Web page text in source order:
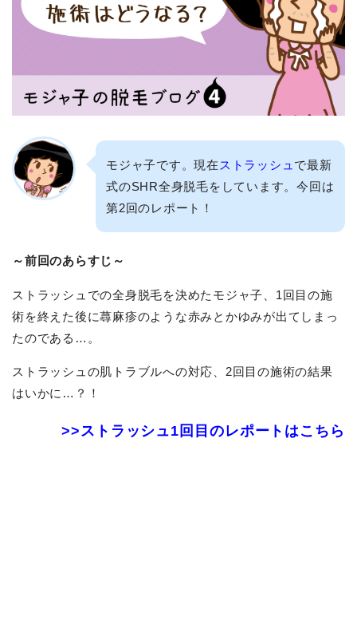
モジャ子です。現在 ストラッシュ で最新
式のSHR全身脱毛をしています。今回は
第2回のレポート！
～前回のあらすじ～
ストラッシュでの全身脱毛を決めたモジャ子、1回目の施
術を終えた後に蕁麻疹のような赤みとかゆみが出てしまっ
たのである…。
ストラッシュの肌トラブルへの対応、2回目の施術の結果
はいかに…？！
>>ストラッシュ1回目のレポートはこちら